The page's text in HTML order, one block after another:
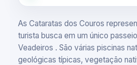
As Cataratas dos Couros
turista busca em um único
Veadeiros . São várias piscinas
geológicas típicas, vegetação